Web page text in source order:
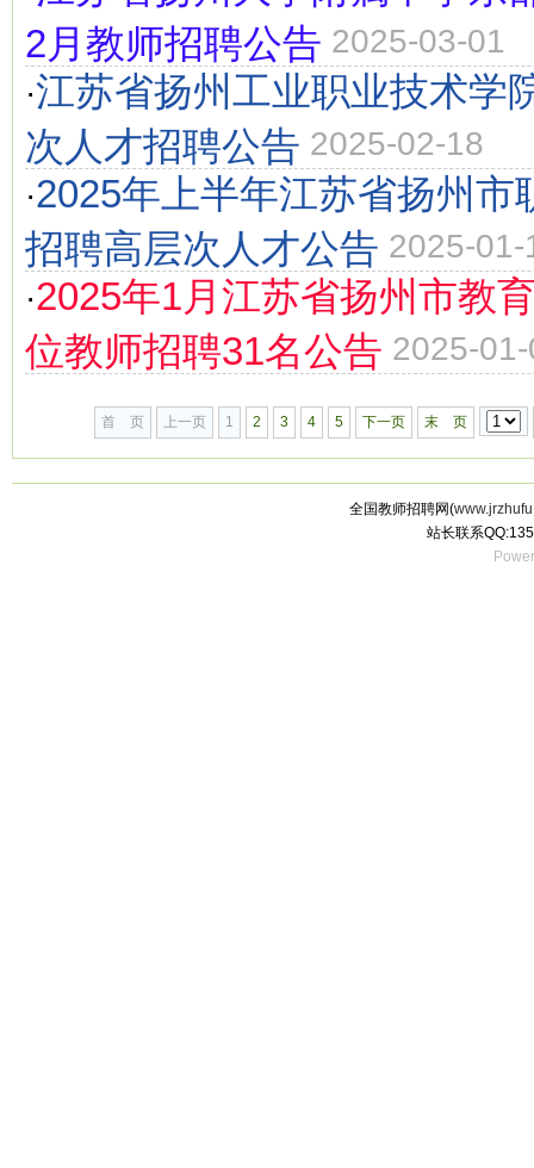
2月教师招聘公告 2025-03-01
·江苏省扬州工业职业技术学
次人才招聘公告 2025-02-18
·2025年上半年江苏省扬州市
招聘高层次人才公告 2025-01-
·2025年1月江苏省扬州市教
位教师招聘31名公告 2025-
首 页 上一页 1 2 3 4 5 下一页 末 页
全国教师招聘网(
站长联系